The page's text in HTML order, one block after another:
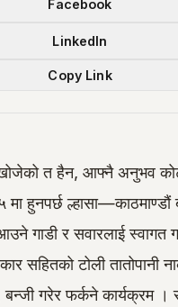
Facebook
LinkedIn
Copy Link
त हैन, आफ्नै अनुभव
हुनपर्छ
गाडी र सवारलाई स्वागत
सहितको टोली तातोपानी
गरेर फर्कने कार्यक्रम ।